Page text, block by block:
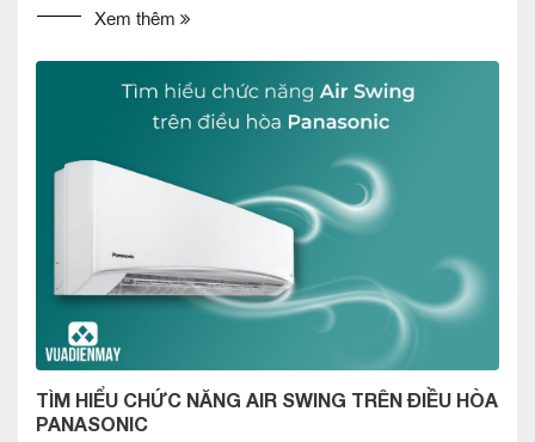
Xem thêm
TÌM HIỂU CHỨC NĂNG AIR SWING TRÊN ĐIỀU HÒA
PANASONIC